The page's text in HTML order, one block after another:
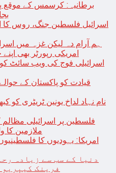
برطانیہ: کرسمس کے موقع
اسرائیل فلسطین جنگ، روس کا
ہم آرام دہ لیکن غزہ میں
امریکی رپورٹر بھی
اسرائیلی فوج کی ویب سائٹ
نام نہاد لداخ یونین ٹریٹری کو
فلسطین پر اسرائیلی مظالم
ملازمین کا
امریکا: یہودیوں کا
دنیا کے سب سے زیادہ
فرینک